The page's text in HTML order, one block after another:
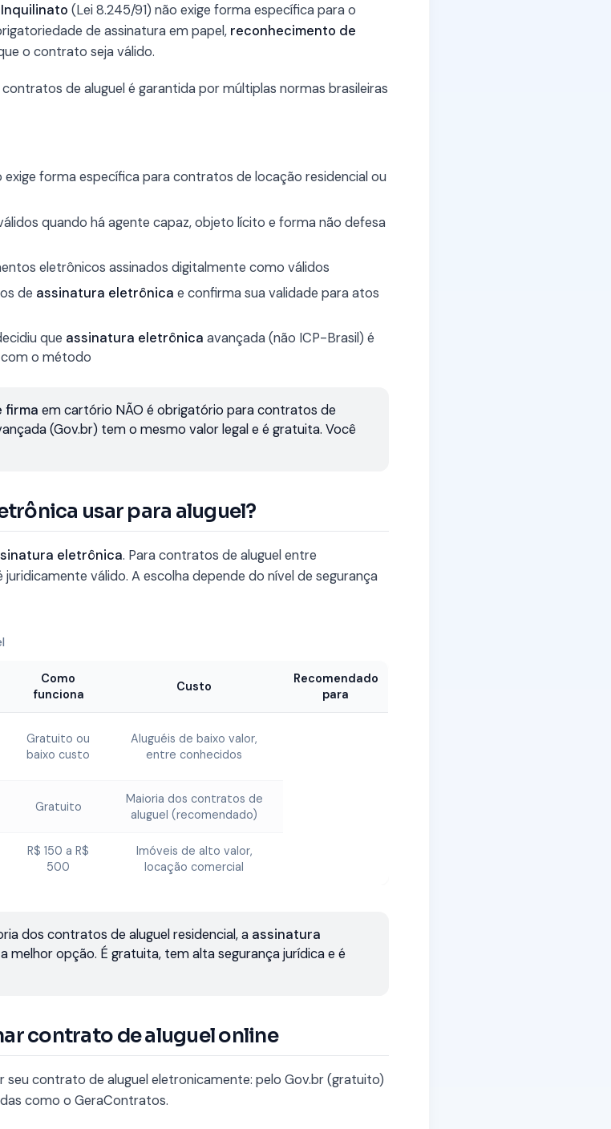
(Lei 8.245/91) não exige forma específica para o
de assinatura em papel, reconhecimento de
o contrato seja válido.
de aluguel é garantida por múltiplas normas brasileiras
exige forma específica para contratos de locação residencial ou
quando há agente capaz, objeto lícito e forma não defesa
eletrônicos assinados digitalmente como válidos
de assinatura eletrônica e confirma sua validade para atos
que assinatura eletrônica avançada (não ICP-Brasil) é
o método
firma em cartório NÃO é obrigatório para contratos de
(Gov.br) tem o mesmo valor legal e é gratuita. Você
usar para aluguel?
eletrônica. Para contratos de aluguel entre
válido. A escolha depende do nível de segurança
Como
funciona
Custo
Recomendado
para
Gratuito ou
baixo custo
Aluguéis de baixo valor,
entre conhecidos
Gratuito
Maioria dos contratos de
aluguel (recomendado)
R$ 150 a R$
500
Imóveis de alto valor,
locação comercial
dos contratos de aluguel residencial, a assinatura
melhor opção. É gratuita, tem alta segurança jurídica e é
contrato de aluguel online
seu contrato de aluguel eletronicamente: pelo Gov.br (gratuito)
como o GeraContratos.